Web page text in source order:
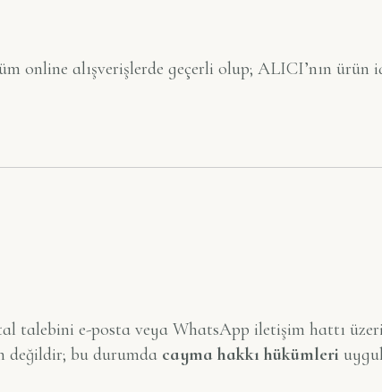
online alışverişlerde geçerli olup; ALICI’nın
talebini e-posta veya WhatsApp iletişim hattı
değildir; bu durumda cayma hakkı hükümleri